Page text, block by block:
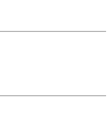
Systemen erfolgt die
das Mehrtempo des Weißen
zurückzugewinnen.